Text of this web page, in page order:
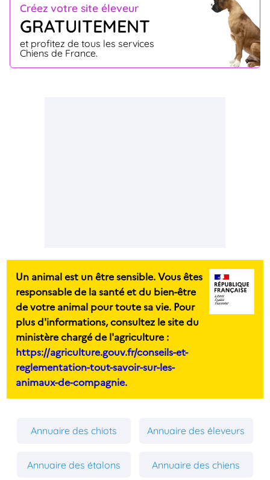
Créez votre site éleveur
GRATUITEMENT
et profitez de tous les services
Chiens de France.
Un animal est un être sensible. Vous êtes
responsable de la santé et du bien-être
de votre animal pour toute sa vie. Pour
plus d'informations, consultez le site du
ministère chargé de l'agriculture :
https://agriculture.gouv.fr/conseils-et-
reglementation-tout-savoir-sur-les-
animaux-de-compagnie.
Annuaire des chiots Annuaire des éleveurs
Annuaire des étalons Annuaire des chiens